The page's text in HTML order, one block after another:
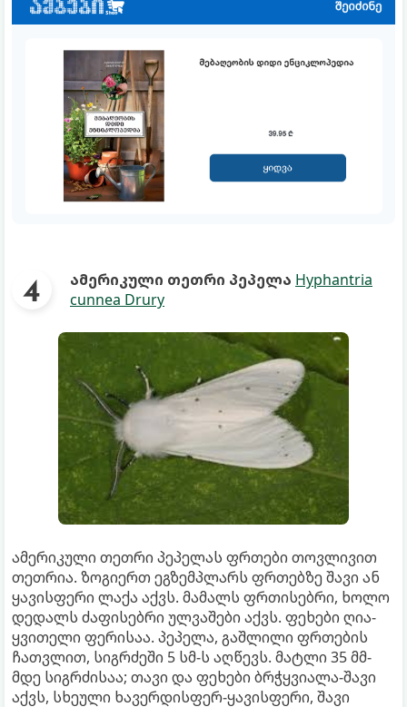
ამერიკული თეთრი პეპელა Hyphantria
cunnea Drury
ამერიკული თეთრი პეპელას ფრთები თოვლივით
თეთრია. ზოგიერთ ეგზემპლარს ფრთებზე შავი ან
ყავისფერი ლაქა აქვს. მამალს ფრთისებრი, ხოლო
დედალს ძაფისებრი ულვაშები აქვს. ფეხები ღია-
ყვითელი ფერისაა. პეპელა, გაშლილი ფრთების
ჩათვლით, სიგრძეში 5 სმ-ს აღწევს. მატლი 35 მმ-
მდე სიგრძისაა; თავი და ფეხები ბრჭყვიალა-შავი
აქვს, სხეული ხავერდისფერ-ყავისფერი, შავი